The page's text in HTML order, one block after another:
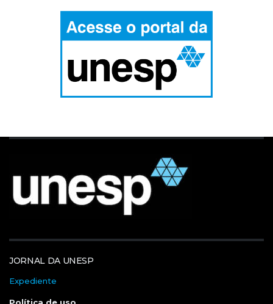
JORNAL DA UNESP
Expediente